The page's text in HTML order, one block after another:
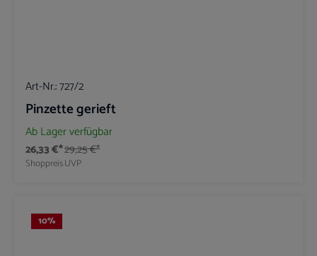
Art-Nr.:727/2
Pinzette gerieft
Ab Lager verfügbar
26,33 €*
Shoppreis
29,25 €*
UVP
10%